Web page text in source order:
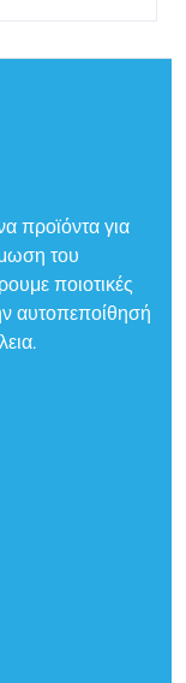
προϊόντα για
του
ποιοτικές
αυτοπεποίθησή